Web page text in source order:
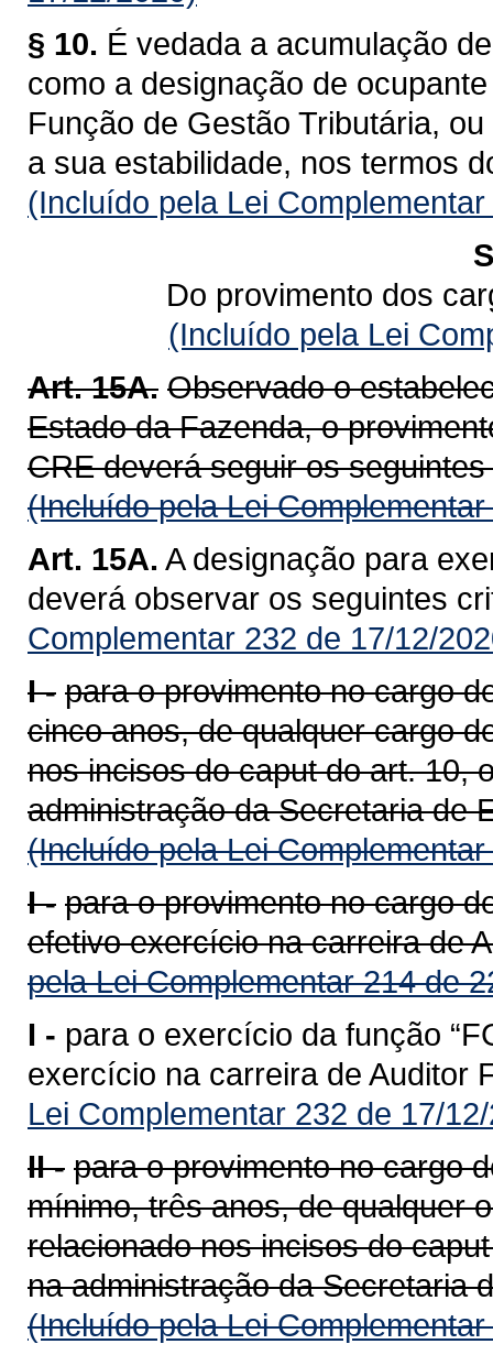
§ 10. É vedada a acumulação
como a designação de
Função de Gestão Tributária,
a sua estabilidade, nos termos
(Incluído pela Lei
Do provimento dos
(Incluído pela Lei
Art. 15A. Observado o
Estado da Fazenda, o
CRE deverá seguir os
(Incluído pela Lei
Art. 15A. A designação para
deverá observar os seguintes
Complementar 232 de 17/12/
I - para o provimento no cargo
cinco anos, de qualquer cargo
nos incisos do caput do art. 10,
administração da Secretaria de
(Incluído pela Lei
I - para o provimento no cargo
efetivo exercício na carreira de
pela Lei Complementar 214 de
I - para o exercício da função
exercício na carreira de Auditor
Lei Complementar 232 de 17/
II - para o provimento no cargo
mínimo, três anos, de qualquer
relacionado nos incisos do
na administração da Secretaria
(Incluído pela Lei